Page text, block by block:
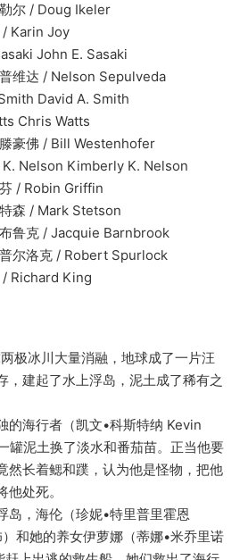
Doug Ikeler
Joy
E. Sasaki
/ Nelson Sepulveda
A. Smith
Watts
/ Bill Westenhofer
Kimberly K. Nelson
Griffin
Mark Stetson
/ Jacquie Barnbrook
克 / Robert Spurlock
King
冰川大量消融，地球成了一片汪
，建起了水上浮岛，泥土成了稀有之
海行者（凯文•科斯特纳 Kevin
罐泥土换了淡水和番茄苗。正当他要
然长着鳃和蹼，认为他是怪物，把他
处死。
，海伦（珍妮•特里普里霍恩
和她的养女伊萝娜（蒂娜•米乔里诺